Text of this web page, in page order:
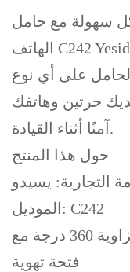
سهولة مع حامل
الهاتف C242 Yesido. بفضل خاصية الدوران بزاوية
الحامل على أي نوع
حرتين وهاتفك
آمنًا أثناء القيادة.
حول هذا المنتج
التجارية: يسيدو
الموديل: C242
اسم المنتج: حامل هاتف يدور بزاوية 360 درجة مع
فتحة تهوية